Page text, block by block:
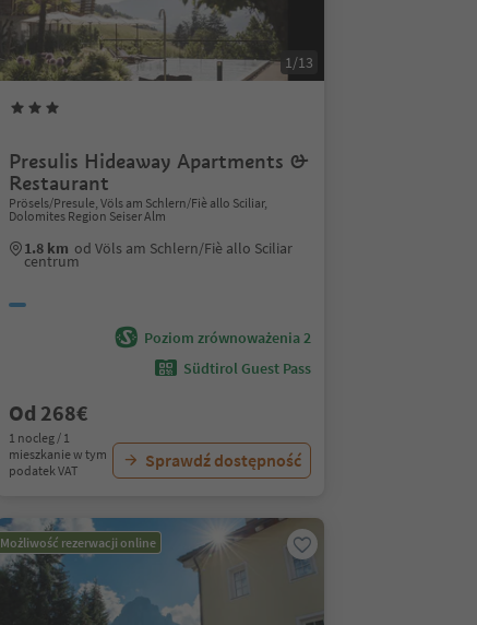
1/13
Presulis Hideaway Apartments &
Restaurant
Prösels/Presule, Völs am Schlern/Fiè allo Sciliar,
Dolomites Region Seiser Alm
1.8 km od Völs am Schlern/Fiè allo Sciliar
centrum
Poziom zrównoważenia 2
Südtirol Guest Pass
Od 268€
1 nocleg / 1
mieszkanie w tym
podatek VAT
Sprawdź dostępność
Możliwość rezerwacji online